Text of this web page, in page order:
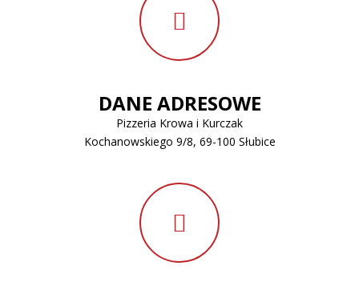
DANE ADRESOWE
Pizzeria Krowa i Kurczak
Kochanowskiego 9/8, 69-100 Słubice